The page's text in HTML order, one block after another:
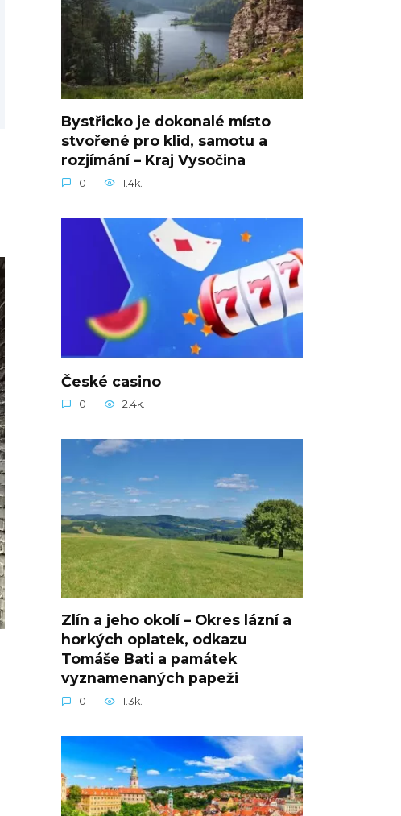
Bystřicko je dokonalé místo
stvořené pro klid, samotu a
rozjímání – Kraj Vysočina
0 1.4k.
České casino
0 2.4k.
Zlín a jeho okolí – Okres lázní a
horkých oplatek, odkazu
Tomáše Bati a památek
vyznamenaných papeži
0 1.3k.